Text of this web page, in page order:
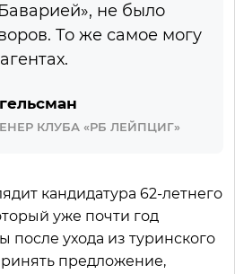
не было
То же самое могу
КЛУБА «РБ ЛЕЙПЦИГ»
кандидатура 62-летнего
уже почти год
после ухода из туринского
предложение,